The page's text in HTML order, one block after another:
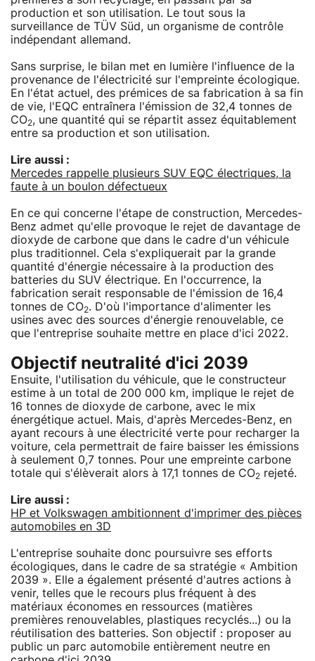
production et son utilisation. Le tout sous la
surveillance de TÜV Süd, un organisme de contrôle
indépendant allemand.
Sans surprise, le bilan met en lumière l'influence de la
provenance de l'électricité sur l'empreinte écologique.
En l'état actuel, des prémices de sa fabrication à sa fin
de vie, l'EQC entraînera l'émission de 32,4 tonnes de
CO2, une quantité qui se répartit assez équitablement
entre sa production et son utilisation.
Lire aussi :
Mercedes rappelle plusieurs SUV EQC électriques, la
faute à un boulon défectueux
En ce qui concerne l'étape de construction, Mercedes-
Benz admet qu'elle provoque le rejet de davantage de
dioxyde de carbone que dans le cadre d'un véhicule
plus traditionnel. Cela s'expliquerait par la grande
quantité d'énergie nécessaire à la production des
batteries du SUV électrique. En l'occurrence, la
fabrication serait responsable de l'émission de 16,4
tonnes de CO2. D'où l'importance d'alimenter les
usines avec des sources d'énergie renouvelable, ce
que l'entreprise souhaite mettre en place d'ici 2022.
Objectif neutralité d'ici 2039
Ensuite, l'utilisation du véhicule, que le constructeur
estime à un total de 200 000 km, implique le rejet de
16 tonnes de dioxyde de carbone, avec le mix
énergétique actuel. Mais, d'après Mercedes-Benz, en
ayant recours à une électricité verte pour recharger la
voiture, cela permettrait de faire baisser les émissions
à seulement 0,7 tonnes. Pour une empreinte carbone
totale qui s'élèverait alors à 17,1 tonnes de CO2 rejeté.
Lire aussi :
HP et Volkswagen ambitionnent d'imprimer des pièces
automobiles en 3D
L'entreprise souhaite donc poursuivre ses efforts
écologiques, dans le cadre de sa stratégie « Ambition
2039 ». Elle a également présenté d'autres actions à
venir, telles que le recours plus fréquent à des
matériaux économes en ressources (matières
premières renouvelables, plastiques recyclés...) ou la
réutilisation des batteries. Son objectif : proposer au
public un parc automobile entièrement neutre en